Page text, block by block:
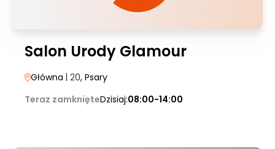
Salon Urody Glamour
Główna | 20, Psary
Teraz zamknięteDzisiaj:08:00-14:00